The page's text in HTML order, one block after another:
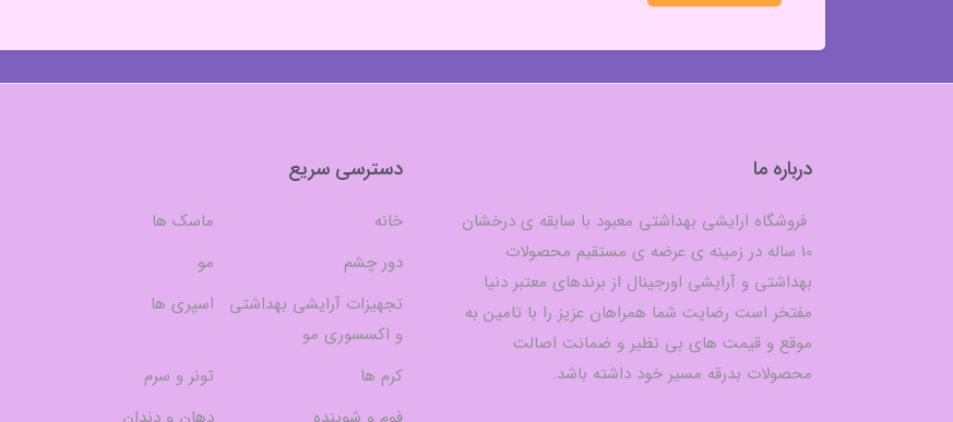
درباره ما
فروشگاه ارایشی بهداشتی معبود با سابقه ی درخشان
10 ساله در زمینه ی عرضه ی مستقیم محصولات
بهداشتی و آرایشی اورجینال از برندهای معتبر دنیا
مفتخر است رضایت شما همراهان عزیز را با تامین به
موقع و قیمت های بی نظیر و ضمانت اصالت
محصولات بدرقه مسیر خود داشته باشد.
دسترسی سریع
خانه
ماسک ها
دور چشم
مو
تجهیزات آرایشی بهداشتی
و اکسسوری مو
اسپری ها
کرم ها
تونر و سرم